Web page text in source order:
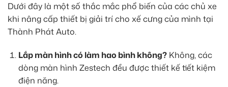
Dưới đây là một số thắc mắc phổ biến của các chủ xe
khi nâng cấp thiết bị giải trí cho xế cưng của mình tại
Thành Phát Auto.
Lắp màn hình có làm hao bình không?Không, các
dòng màn hình Zestech đều được thiết kế tiết kiệm
điện năng.